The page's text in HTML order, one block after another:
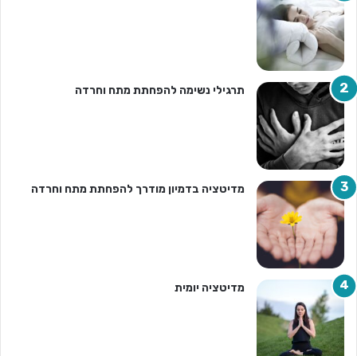
תרגילי נשימה להפחתת מתח וחרדה
מדיטציה בדמיון מודרך להפחתת מתח וחרדה
מדיטציה יומית